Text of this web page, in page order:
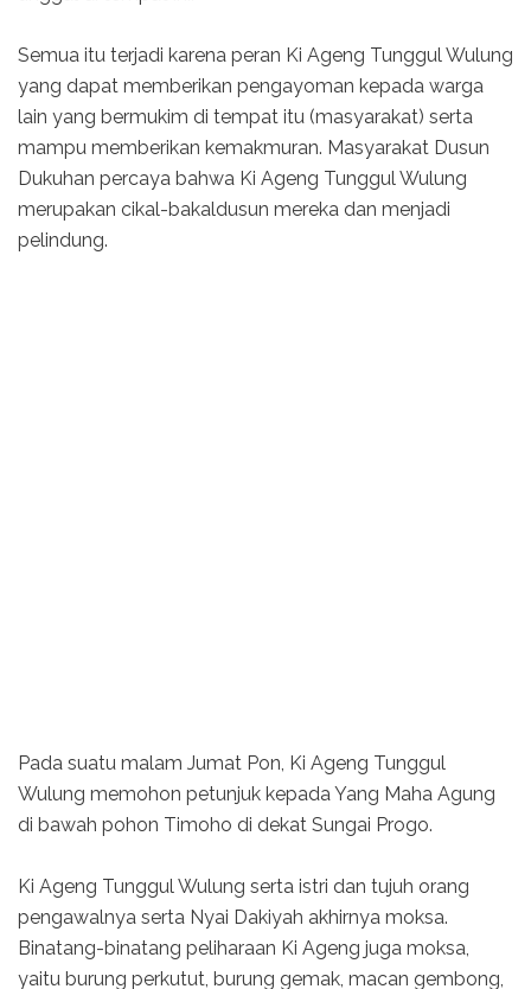
Semua itu terjadi karena peran Ki Ageng Tunggul Wulung
yang dapat memberikan pengayoman kepada warga
lain yang bermukim di tempat itu (masyarakat) serta
mampu memberikan kemakmuran. Masyarakat Dusun
Dukuhan percaya bahwa Ki Ageng Tunggul Wulung
merupakan cikal-bakaldusun mereka dan menjadi
pelindung.
Pada suatu malam Jumat Pon, Ki Ageng Tunggul
Wulung memohon petunjuk kepada Yang Maha Agung
di bawah pohon Timoho di dekat Sungai Progo.
Ki Ageng Tunggul Wulung serta istri dan tujuh orang
pengawalnya serta Nyai Dakiyah akhirnya moksa.
Binatang-binatang peliharaan Ki Ageng juga moksa,
yaitu burung perkutut, burung gemak, macan gembong,